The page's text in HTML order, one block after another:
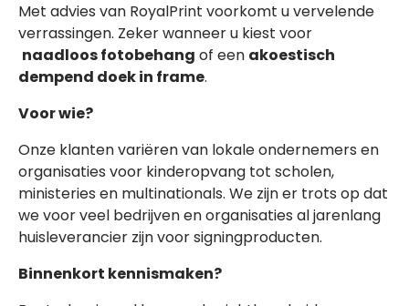
Met advies van RoyalPrint voorkomt u vervelende
verrassingen. Zeker wanneer u kiest voor
naadloos fotobehang of een akoestisch
dempend doek in frame.
Voor wie?
Onze klanten variëren van lokale ondernemers en
organisaties voor kinderopvang tot scholen,
ministeries en multinationals. We zijn er trots op dat
we voor veel bedrijven en organisaties al jarenlang
huisleverancier zijn voor signingproducten.
Binnenkort kennismaken?